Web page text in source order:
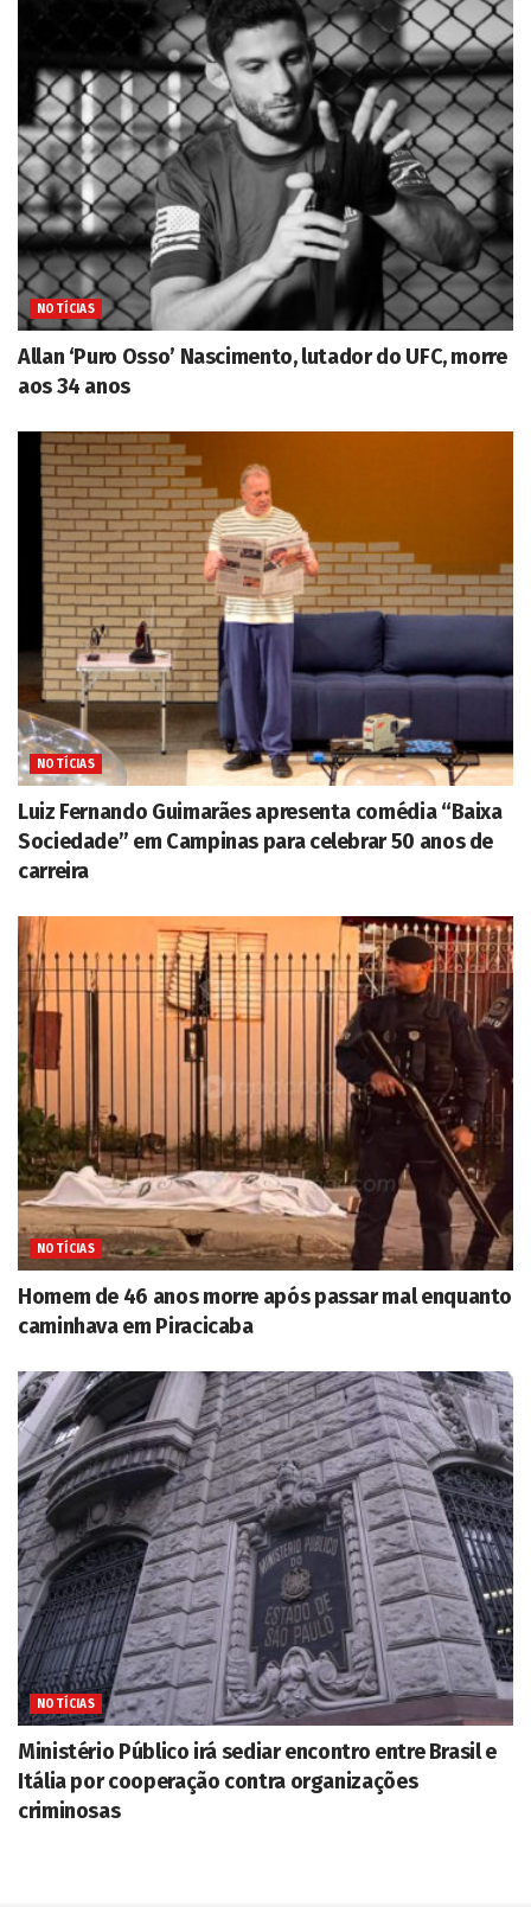
NOTÍCIAS
Allan ‘Puro Osso’ Nascimento, lutador do UFC, morre
aos 34 anos
NOTÍCIAS
Luiz Fernando Guimarães apresenta comédia “Baixa
Sociedade” em Campinas para celebrar 50 anos de
carreira
NOTÍCIAS
Homem de 46 anos morre após passar mal enquanto
caminhava em Piracicaba
NOTÍCIAS
Ministério Público irá sediar encontro entre Brasil e
Itália por cooperação contra organizações
criminosas